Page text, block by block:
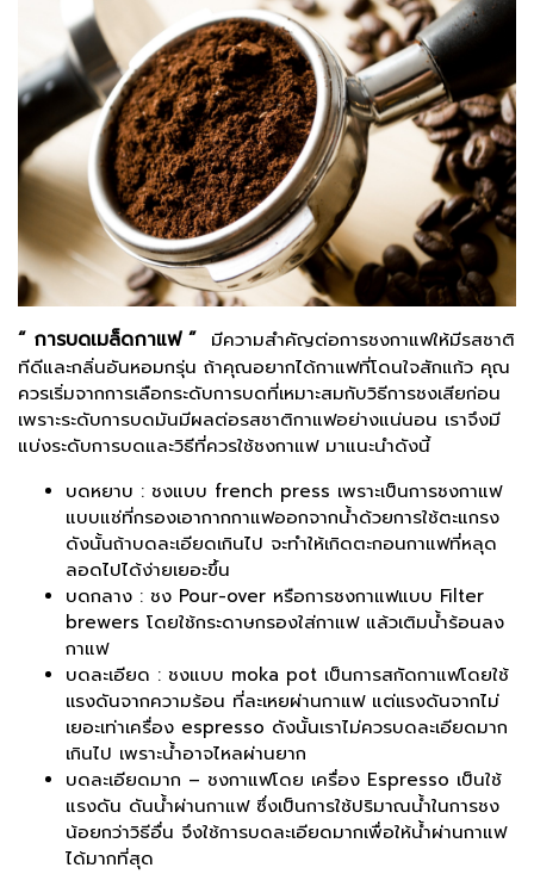
“ การบดเมล็ดกาแฟ ” มีความสำคัญต่อการชงกาแฟให้มีรสชาติ
ทีดีและกลิ่นอันหอมกรุ่น ถ้าคุณอยากได้กาแฟที่โดนใจสักแก้ว คุณ
ควรเริ่มจากการเลือกระดับการบดที่เหมาะสมกับวิธีการชงเสียก่อน
เพราะระดับการบดมันมีผลต่อรสชาติกาแฟอย่างแน่นอน เราจึงมี
แบ่งระดับการบดและวิธีที่ควรใช้ชงกาแฟ มาแนะนำดังนี้
บดหยาบ : ชงแบบ french press เพราะเป็นการชงกาแฟ
แบบแช่ที่กรองเอากากกาแฟออกจากน้ำด้วยการใช้ตะแกรง
ดังนั้นถ้าบดละเอียดเกินไป จะทำให้เกิดตะกอนกาแฟที่หลุด
ลอดไปได้ง่ายเยอะขึ้น
บดกลาง : ชง Pour-over หรือการชงกาแฟแบบ Filter
brewers โดยใช้กระดาษกรองใส่กาแฟ แล้วเติมน้ำร้อนลง
กาแฟ
บดละเอียด : ชงแบบ moka pot เป็นการสกัดกาแฟโดยใช้
เเรงดันจากความร้อน ที่ละเหยผ่านกาแฟ แต่เเรงดันจากไม่
เยอะเท่าเครื่อง espresso ดังนั้นเราไม่ควรบดละเอียดมาก
เกินไป เพราะน้ำอาจไหลผ่านยาก
บดละเอียดมาก – ชงกาแฟโดย เครื่อง Espresso เป็นใช้
แรงดัน ดันน้ำผ่านกาแฟ ซึ่งเป็นการใช้ปริมาณน้ำในการชง
น้อยกว่าวิธีอื่น จึงใช้การบดละเอียดมากเพื่อให้น้ำผ่านกาแฟ
ได้มากที่สุด